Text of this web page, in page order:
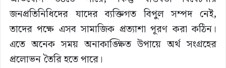
জনপ্রতিনিধিদের যাদের ব্যক্তিগত বিপুল সম্পদ নেই,
তাদের পক্ষে এসব সামাজিক প্রত্যাশা পূরণ করা কঠিন।
এতে অনেক সময় অনাকাঙ্ক্ষিত উপায়ে অর্থ সংগ্রহের
প্রলোভন তৈরি হতে পারে।